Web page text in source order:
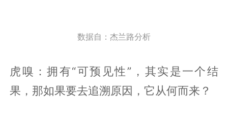
数据自：杰兰路分析
虎嗅：拥有“可预见性”，其实是一个结
果，那如果要去追溯原因，它从何而来？